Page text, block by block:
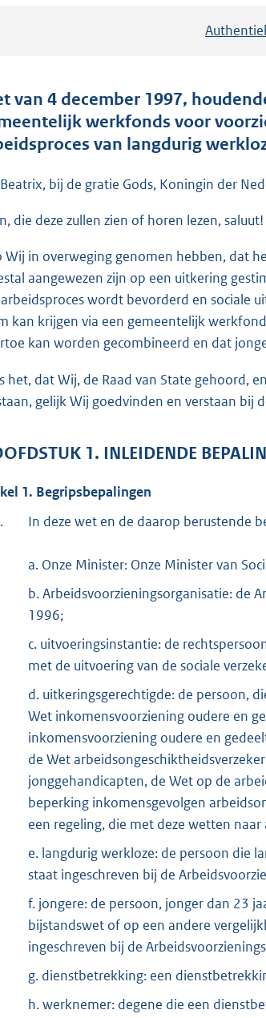
van 4 december 1997,
werkfonds voor
van langdurig
bij de gratie Gods, Koningin der
die deze zullen zien of horen lezen,
Wij in overweging genomen hebben, dat
aangewezen zijn op een uitkering
wordt bevorderd en sociale
kan krijgen via een gemeentelijk
kan worden gecombineerd en dat
het, dat Wij, de Raad van State gehoord,
gelijk Wij goedvinden en verstaan bij
1. INLEIDENDE
1. Begripsbepalingen
In deze wet en de daarop berustende
a. Onze Minister: Onze Minister van
b. Arbeidsvoorzieningsorganisatie: de
1996;
c. uitvoeringsinstantie: de
met de uitvoering van de sociale
d. uitkeringsgerechtigde: de persoon,
Wet inkomensvoorziening oudere en
inkomensvoorziening oudere en
de Wet
jonggehandicapten, de Wet op de
beperking inkomensgevolgen
een regeling, die met deze wetten
e. langdurig werkloze: de persoon die
staat ingeschreven bij de
f. jongere: de persoon, jonger dan 23
bijstandswet of op een andere
ingeschreven bij de
g. dienstbetrekking: een
h. werknemer: degene die een